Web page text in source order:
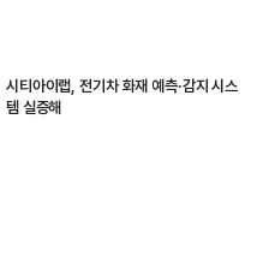
시티아이랩, 전기차 화재 예측·감지 시스
템 실증해